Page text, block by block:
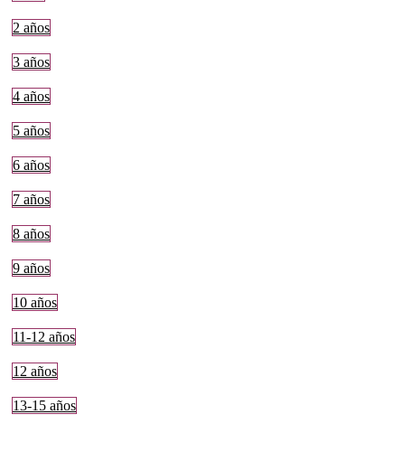
2 años
3 años
4 años
5 años
6 años
7 años
8 años
9 años
10 años
11-12 años
12 años
13-15 años